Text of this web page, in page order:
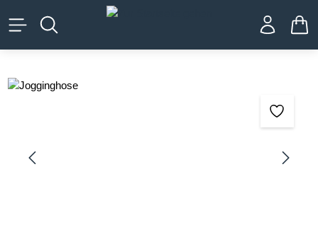
springen
Bildergalerie überspringen